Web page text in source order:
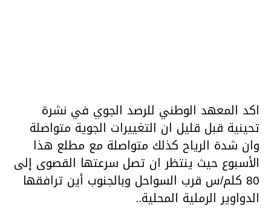
اكد المعهد الوطني للرصد الجوي في نشرة
تحينية قبل قليل ان التغييرات الجوية متواصلة
وان شدة الرياح كذلك متواصلة مع مطلع هذا
الأسبوع حيث ينتظر ان تصل سرعتها القصوى إلى
80 كلم/س قرب السواحل وبالجنوب أين ترافقها
الدواوير الرملية المحلية..